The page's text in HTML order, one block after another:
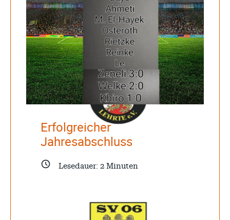
Erfolgreicher
Jahresabschluss
Lesedauer: 2Minuten